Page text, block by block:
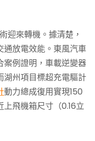
迎來轉機。據清楚，
通放電效能。東風汽車
案例證明，車載逆變器
湖州項目標超充電驅計
動力總成復用實現150
飛機箱尺寸（0.16立